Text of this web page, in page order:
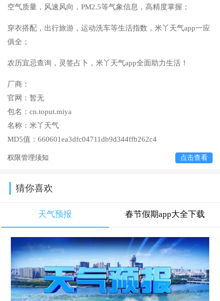
空气质量，风速风向，PM2.5等气象信息，高精度掌握；
穿衣搭配，出行旅游，运动洗车等生活指数，米丫天气app一应
俱全；
农历宜忌查询，灵签占卜，米丫天气app全面助力生活！
厂商：
官网： 暂无
包名： cn.toput.miya
名称： 米丫天气
MD5值： 660601ea3dfc04711db9d344ffb262c4
权限管理须知 点击查看
猜你喜欢
天气预报 春节假期app大全下载